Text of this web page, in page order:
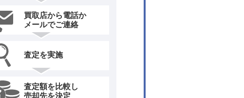
買取店から電話か
メールでご連絡
査定を実施
査定額を比較し
売却先を決定